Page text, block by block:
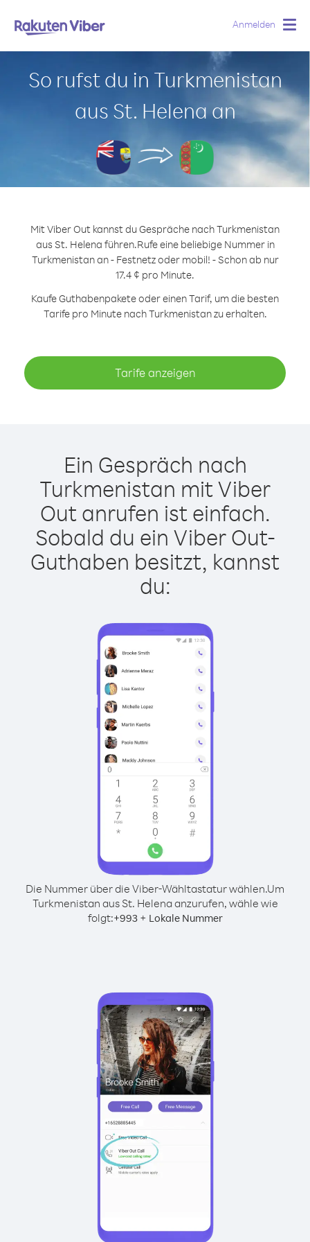
Anmelden
So rufst du in Turkmenistan
aus St. Helena an
Mit Viber Out kannst du Gespräche nach Turkmenistan
aus St. Helena führen.Rufe eine beliebige Nummer in
Turkmenistan an - Festnetz oder mobil! - Schon ab nur
17.4 ¢ pro Minute.
Kaufe Guthabenpakete oder einen Tarif, um die besten
Tarife pro Minute nach Turkmenistan zu erhalten.
Tarife anzeigen
Ein Gespräch nach
Turkmenistan mit Viber
Out anrufen ist einfach.
Sobald du ein Viber Out-
Guthaben besitzt, kannst
du:
Die Nummer über die Viber-Wähltastatur wählen.Um
Turkmenistan aus St. Helena anzurufen, wähle wie
folgt:+993+ Lokale Nummer